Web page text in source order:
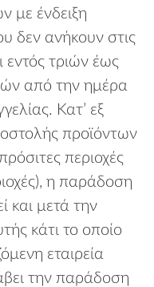
με ένδειξη
δεν ανήκουν στις
εντός τριών έως
από την ημέρα
Κατ’ εξ
προϊόντων
περιοχές
η παράδοση
και μετά την
κάτι το οποίο
εταιρεία
την παράδοση